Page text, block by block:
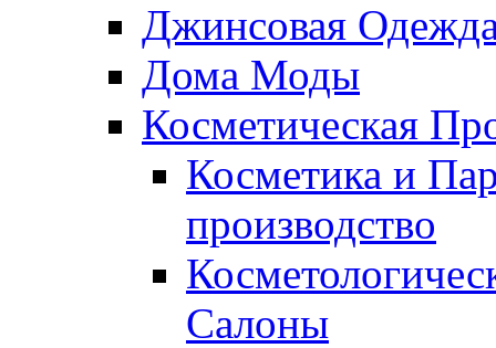
Джинсовая
Дома Моды
Косметическая
Косметика и
производство
Салоны